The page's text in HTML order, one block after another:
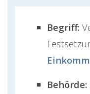
Begriff:
Behörde: